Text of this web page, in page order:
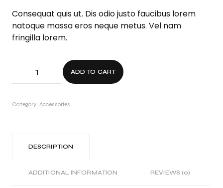
Consequat quis ut. Dis odio justo faucibus lorem
natoque massa eros neque metus. Vel nam
fringilla lorem.
ADD TO CART
Category: Accessories
DESCRIPTION
ADDITIONAL INFORMATION REVIEWS (0)